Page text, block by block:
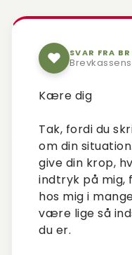
SVAR FRA
Kære dig
Tak, fordi du
om din
give din krop,
indtryk på mig,
hos mig i
være lige så
du er.